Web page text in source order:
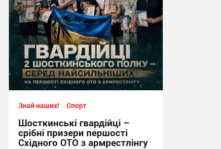
Знай наших! Спорт
Шосткинські гвардійці –
срібні призери першості
Східного ОТО з армрестлінгу